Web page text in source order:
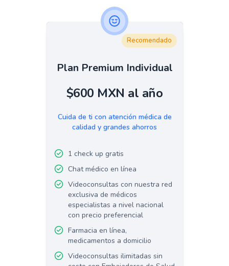
Recomendado
Plan Premium Individual
$600 MXN al año
Cuida de ti con atención médica de
calidad y grandes ahorros
1 check up gratis
Chat médico en línea
Videoconsultas con nuestra red
exclusiva de médicos
especialistas a nivel nacional
con precio preferencial
Farmacia en línea,
medicamentos a domicilio
Videoconsultas ilimitadas sin